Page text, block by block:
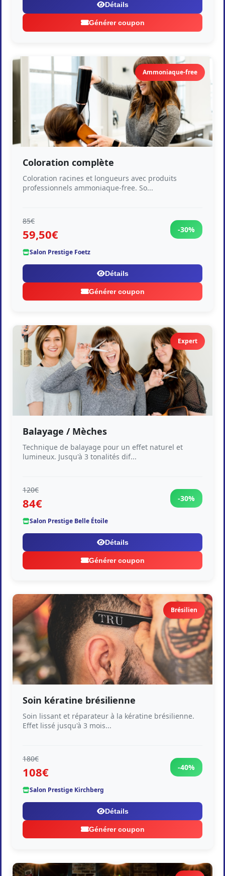
Détails
Générer coupon
Ammoniaque-free
Coloration complète
Coloration racines et longueurs avec produits
professionnels ammoniaque-free. So...
85€
59,50€ -30%
Salon Prestige Foetz
Détails
Générer coupon
Expert
Balayage / Mèches
Technique de balayage pour un effet naturel et
lumineux. Jusqu'à 3 tonalités dif...
120€
84€ -30%
Salon Prestige Belle Étoile
Détails
Générer coupon
Brésilien
Soin kératine brésilienne
Soin lissant et réparateur à la kératine brésilienne.
Effet lissé jusqu'à 3 mois...
180€
108€ -40%
Salon Prestige Kirchberg
Détails
Générer coupon